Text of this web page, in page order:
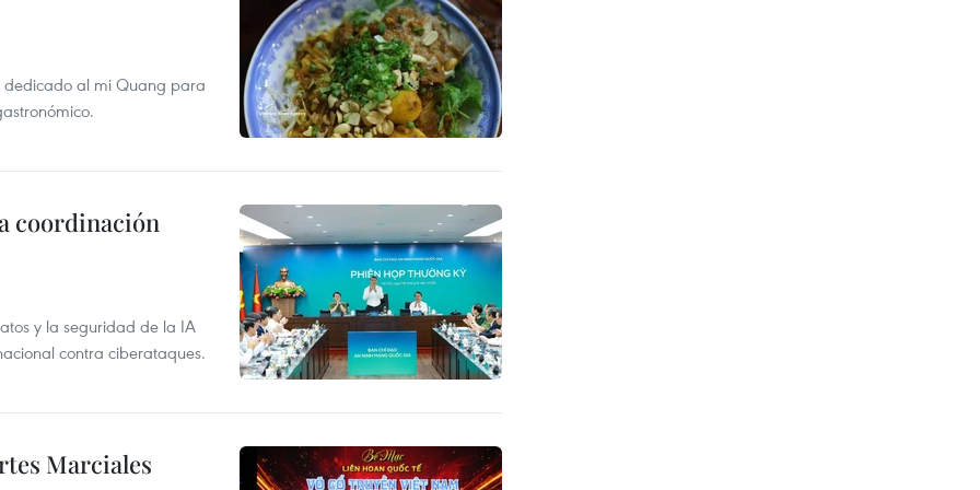
dedicado al mi Quang para
coordinación
y la seguridad de la IA
contra ciberataques.
Marciales